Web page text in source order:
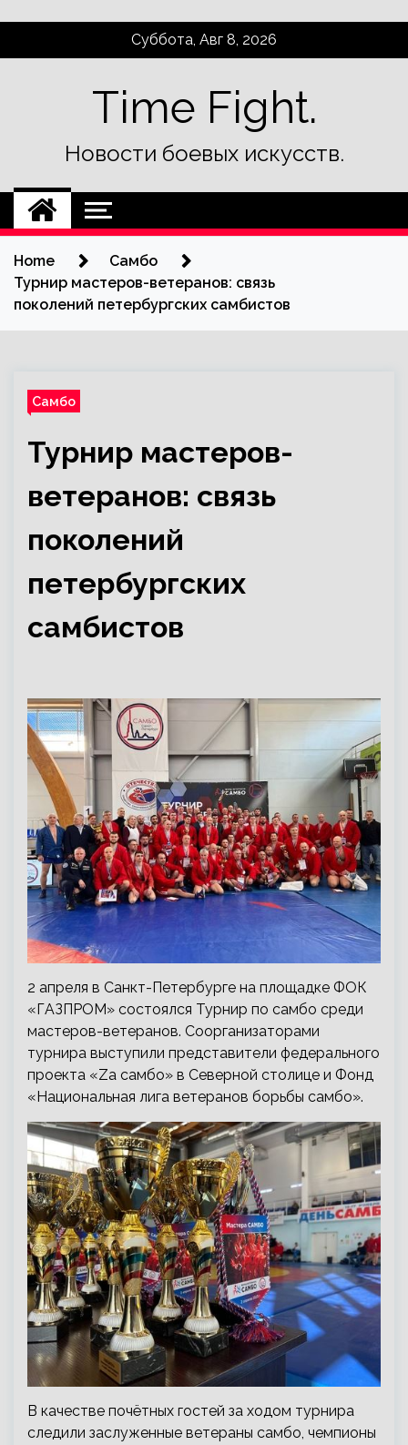
Суббота, Авг 8, 2026
Time Fight.
Новости боевых искусств.
Home
Самбо
Турнир мастеров-ветеранов: связь
поколений петербургских самбистов
Самбо
Турнир мастеров-
ветеранов: связь
поколений
петербургских
самбистов
2 апреля в Санкт-Петербурге на площадке ФОК
«ГАЗПРОМ» состоялся Турнир по самбо среди
мастеров-ветеранов. Соорганизаторами
турнира выступили представители федерального
проекта «Za самбо» в Северной столице и Фонд
«Национальная лига ветеранов борьбы самбо».
В качестве почётных гостей за ходом турнира
следили заслуженные ветераны самбо, чемпионы